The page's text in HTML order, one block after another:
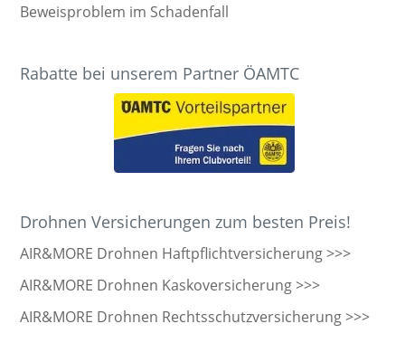
Beweisproblem im Schadenfall
Rabatte bei unserem Partner ÖAMTC
Drohnen Versicherungen zum besten Preis!
AIR&MORE Drohnen Haftpflichtversicherung >>>
AIR&MORE Drohnen Kaskoversicherung >>>
AIR&MORE Drohnen Rechtsschutzversicherung >>>